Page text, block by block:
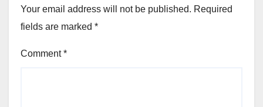
Your email address will not be published. Required
fields are marked *
Comment*